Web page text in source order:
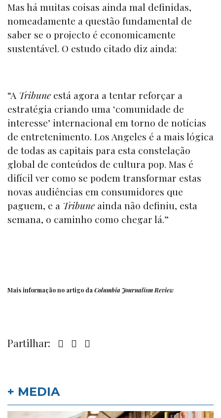
Mas há muitas coisas ainda mal definidas,
nomeadamente a questão fundamental de
saber se o projecto é economicamente
sustentável. O estudo citado diz ainda:
“A Tribune está agora a tentar reforçar a
estratégia criando uma ‘comunidade de
interesse’ internacional em torno de notícias
de entretenimento. Los Angeles é a mais lógica
de todas as capitais para esta constelação
global de conteúdos de cultura pop. Mas é
difícil ver como se podem transformar estas
novas audiências em consumidores que
paguem, e a Tribune ainda não definiu, esta
semana, o caminho como chegar lá.”
Mais informação no artigo da Columbia Journalism Review
Partilhar:
+ MEDIA